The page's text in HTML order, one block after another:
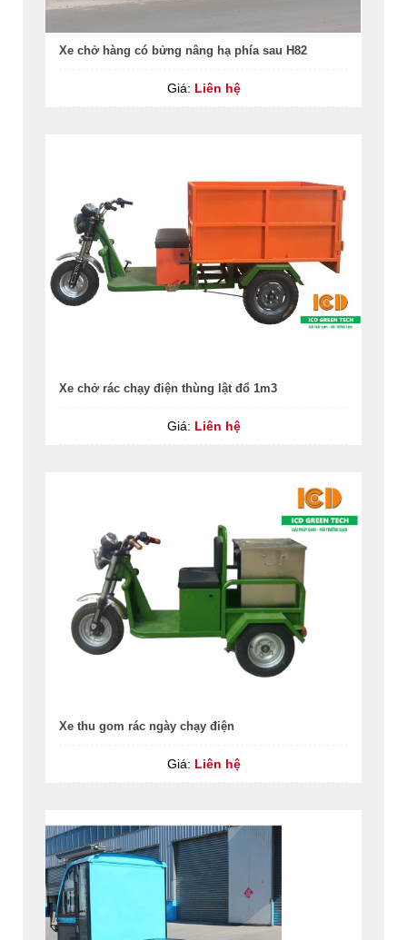
Xe chở hàng có bửng nâng hạ phía sau H82
Giá: Liên hệ
Xe chở rác chạy điện thùng lật đổ 1m3
Giá: Liên hệ
Xe thu gom rác ngày chạy điện
Giá: Liên hệ